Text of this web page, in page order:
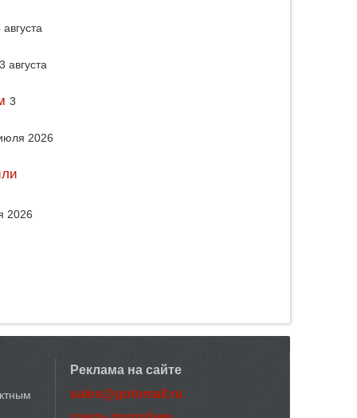
августа
3 августа
3
2026
2026
Реклама на сайте
sales@gotomall.ru